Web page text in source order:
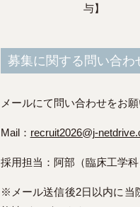
与】
募集に関する問い合わ
メールにて問い合わせをお願
Mail： recruit2026@j-
採用担当：阿部（臨床工学科
※メール送信後2日以内に当